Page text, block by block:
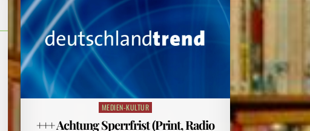
Posted
in
MEDIEN-KULTUR
+++ Achtung Sperrfrist (Print, Radio